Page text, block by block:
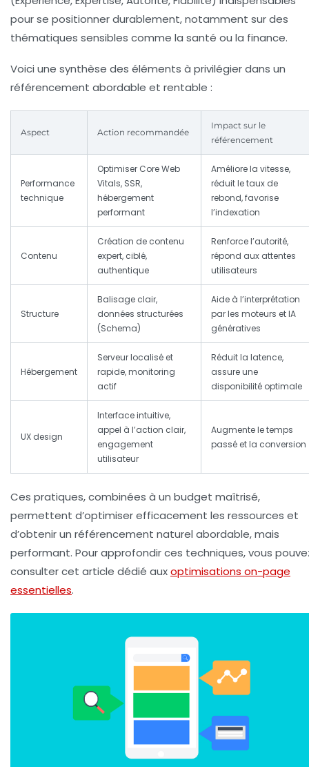
pour se positionner durablement, notamment sur des
thématiques sensibles comme la santé ou la finance.
Voici une synthèse des éléments à privilégier dans un
référencement abordable et rentable :
Aspect Action recommandée
Impact sur le
référencement
Performance
technique
Optimiser Core Web
Vitals, SSR,
hébergement
performant
Améliore la vitesse,
réduit le taux de
rebond, favorise
l’indexation
Contenu
Création de contenu
expert, ciblé,
authentique
Renforce l’autorité,
répond aux attentes
utilisateurs
Structure
Balisage clair,
données structurées
(Schema)
Aide à l’interprétation
par les moteurs et IA
génératives
Hébergement
Serveur localisé et
rapide, monitoring
actif
Réduit la latence,
assure une
disponibilité optimale
UX design
Interface intuitive,
appel à l’action clair,
engagement
utilisateur
Augmente le temps
passé et la conversion
Ces pratiques, combinées à un budget maîtrisé,
permettent d’optimiser efficacement les ressources et
d’obtenir un référencement naturel abordable, mais
performant. Pour approfondir ces techniques, vous
consulter cet article dédié auxoptimisations on-page
essentielles.